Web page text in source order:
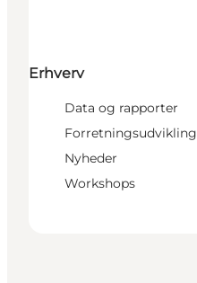
Erhverv
Data og rapporter
Forretningsudvikling
Nyheder
Workshops